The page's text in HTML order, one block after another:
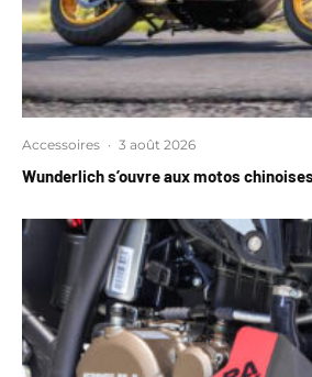
Accessoires · 3 août 2026
Wunderlich s’ouvre aux motos